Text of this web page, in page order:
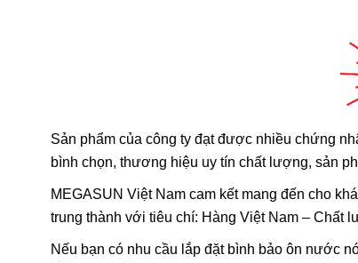
Sản phẩm của công ty đạt được nhiều chứng
bình chọn, thương hiệu uy tín chất lượng, sản
MEGASUN Việt Nam cam kết mang đến cho
trung thành với tiêu chí: Hàng Việt Nam – Chất
Nếu bạn có nhu cầu lắp đặt bình bảo ôn nước